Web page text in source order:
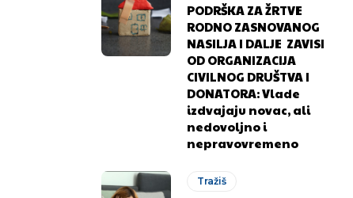
PODRŠKA ZA ŽRTVE
RODNO ZASNOVANOG
NASILJA I DALJE ZAVISI
OD ORGANIZACIJA
CIVILNOG DRUŠTVA I
DONATORA: Vlade
izdvajaju novac, ali
nedovoljno i
nepravovremeno
Tražiš